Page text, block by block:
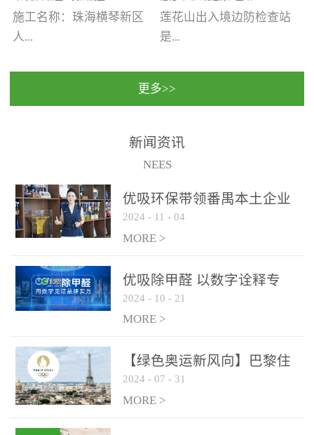
将会成为一棵参天大树！
优吸环保截止2020年拥有
全国600家网点分支机构。
内除甲醛空气治理项目
施工名称：珠海横琴新区
人...
民法院室内除甲醛空气治
保施工日期：2020年1月珠
室内除甲醛空气治理项目
莲花山出入境边防检查站
是...
国家通过设在对外开放口
（及各出入境边防检查
更多>>
新闻资讯
NEES
优吸环保带领番禺本​土企业
勇敢破局向“新”
2024 - 11 - 04
MORE >
优吸除甲醛 以数字诠释专
业，尽显除醛品牌实力！
2024 - 10 - 21
MORE >
【绿色奥运新风向】巴黎住
宿风波：优吸环保共建健康
绿色家居
2024 - 07 - 31
MORE >